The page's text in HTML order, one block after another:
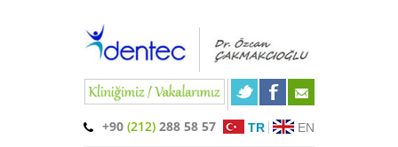
+90 (212) 288 58 57 TR EN